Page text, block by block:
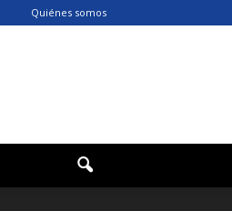
Quiénes somos